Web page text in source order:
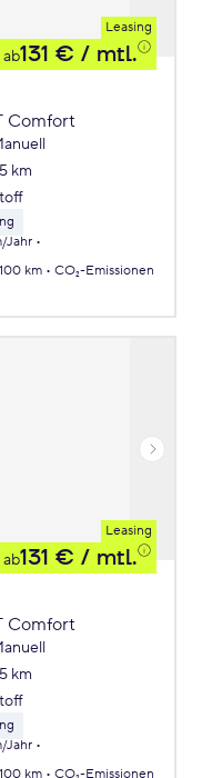
Leasing
ab131 € / mtl.
Comfort
km
Jahr
km
CO₂-Emissionen
Leasing
ab131 € / mtl.
Comfort
km
Jahr
km CO₂-Emissionen